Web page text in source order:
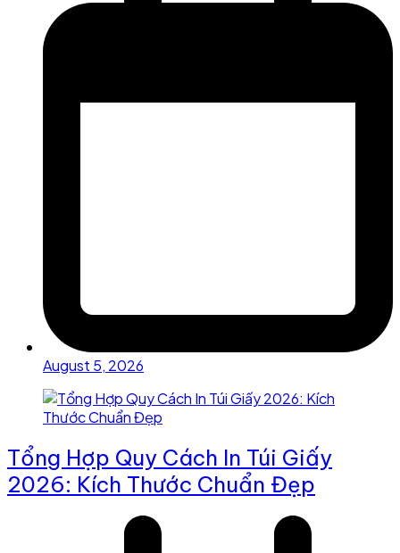
August 5, 2026
Tổng Hợp Quy Cách In Túi Giấy
2026: Kích Thước Chuẩn Đẹp